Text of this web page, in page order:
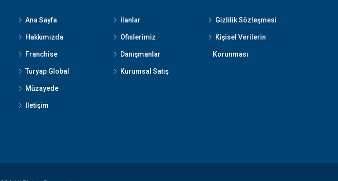
Ana Sayfa
Hakkımızda
Franchise
Turyap Global
Müzayede
İletişim
İlanlar
Ofislerimiz
Danışmanlar
Kurumsal Satış
Gizlilik Sözleşmesi
Kişisel Verilerin
Korunması